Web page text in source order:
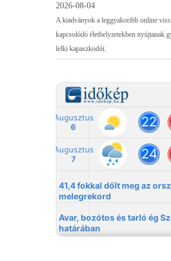
2026-08-04
A kiadványok a leggyakoribb online
kapcsolódó élethelyzetekben nyújtanak
lelki kapaszkodót.